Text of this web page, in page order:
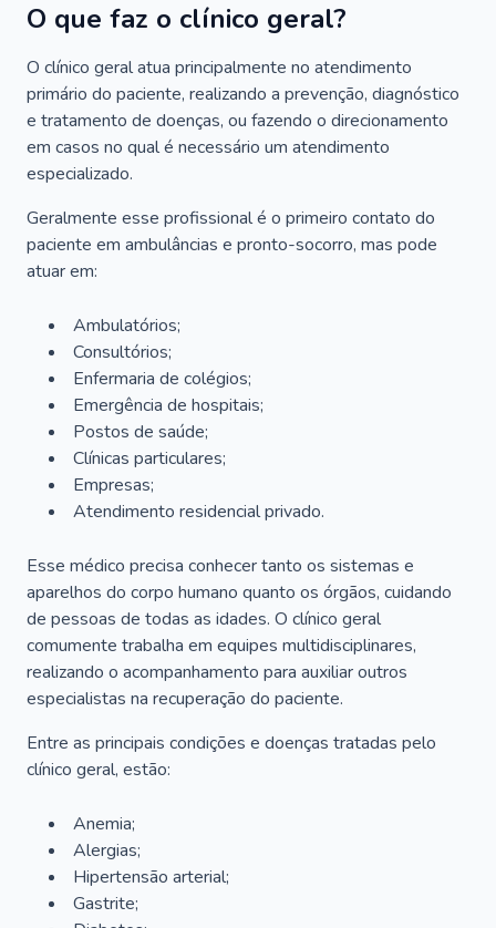
O que faz o clínico geral?
O clínico geral atua principalmente no atendimento
primário do paciente, realizando a prevenção, diagnóstico
e tratamento de doenças, ou fazendo o direcionamento
em casos no qual é necessário um atendimento
especializado.
Geralmente esse profissional é o primeiro contato do
paciente em ambulâncias e pronto-socorro, mas pode
atuar em:
Ambulatórios;
Consultórios;
Enfermaria de colégios;
Emergência de hospitais;
Postos de saúde;
Clínicas particulares;
Empresas;
Atendimento residencial privado.
Esse médico precisa conhecer tanto os sistemas e
aparelhos do corpo humano quanto os órgãos, cuidando
de pessoas de todas as idades. O clínico geral
comumente trabalha em equipes multidisciplinares,
realizando o acompanhamento para auxiliar outros
especialistas na recuperação do paciente.
Entre as principais condições e doenças tratadas pelo
clínico geral, estão:
Anemia;
Alergias;
Hipertensão arterial;
Gastrite;